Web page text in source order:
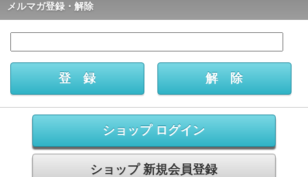
メルマガ登録・解除
ショップ ログイン
ショップ 新規会員登録